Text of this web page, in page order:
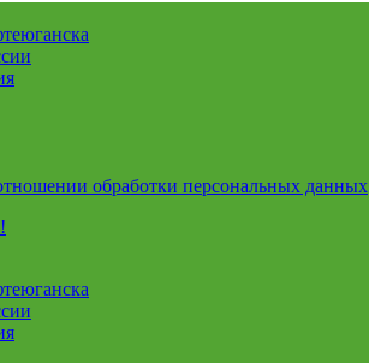
обработки персональных данных